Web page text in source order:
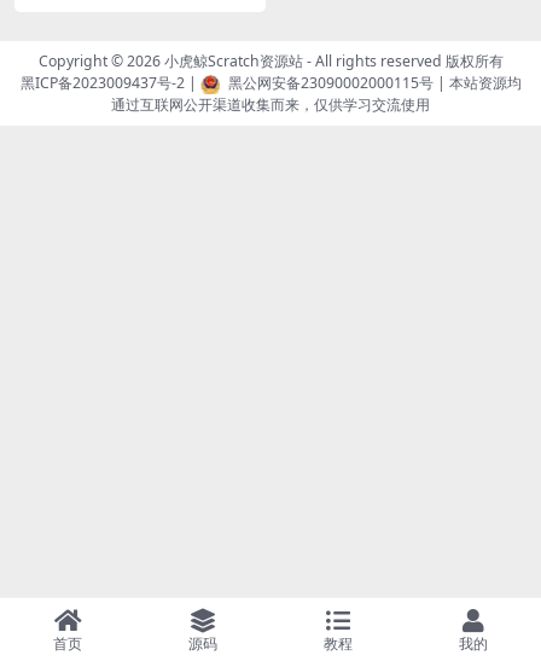
Copyright © 2026小虎鲸Scratch资源站- All rights reserved 版权所有
黑ICP备2023009437号-2| 黑公网安备23090002000115号| 本站资源均
通过互联网公开渠道收集而来，仅供学习交流使用
首页 源码 教程 我的